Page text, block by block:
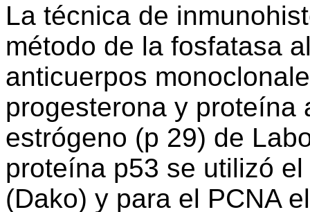
La técnica de
método de la fosfatasa
anticuerpos
progesterona y proteína
estrógeno (p 29) de
proteína p53 se utilizó
(Dako) y para el PCNA